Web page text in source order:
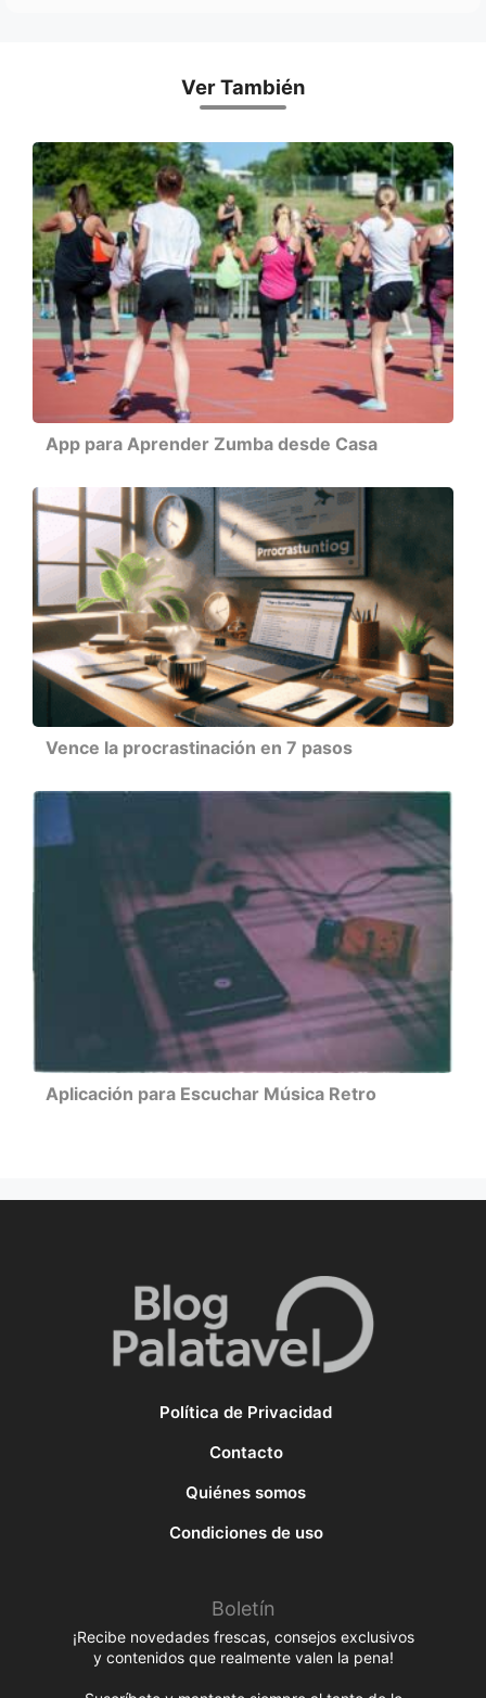
Ver También
App para Aprender Zumba desde Casa
Vence la procrastinación en 7 pasos
Aplicación para Escuchar Música Retro
Política de Privacidad
Contacto
Quiénes somos
Condiciones de uso
Boletín
¡Recibe novedades frescas, consejos exclusivos
y contenidos que realmente valen la pena!